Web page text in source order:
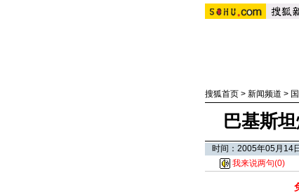
搜狐首页> 新闻频道 >
巴基斯
时间：2005年05月
我来说两句(0)